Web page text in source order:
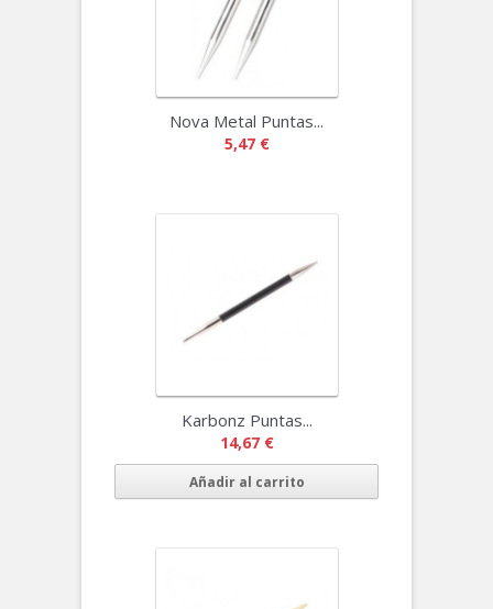
Nova Metal Puntas...
5,47 €
Karbonz Puntas...
14,67 €
Añadir al carrito